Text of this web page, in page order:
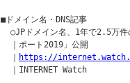
■ドメイン名・DNS記事
○JPドメイン名、1年で2.5万
  ｜ポート2019」公開
https://
  ｜INTERNET Watch